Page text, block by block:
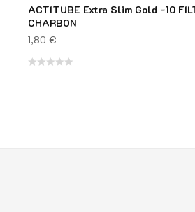
ACTITUBE Extra Slim Gold -10
CHARBON
1,80 €